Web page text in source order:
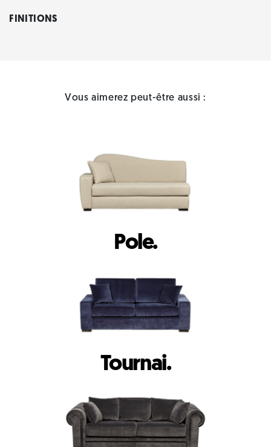
FINITIONS
Vous aimerez peut-être aussi :
Pole.
Tournai.